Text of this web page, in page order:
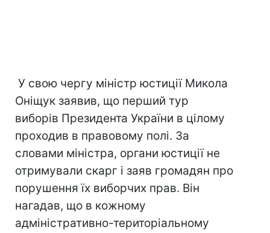
У свою чергу міністр юстиції Микола
Оніщук заявив, що перший тур
виборів Президента України в цілому
проходив в правовому полі. За
словами міністра, органи юстиції не
отримували скарг і заяв громадян про
порушення їх виборчих прав. Він
нагадав, що в кожному
адміністративно-територіальному